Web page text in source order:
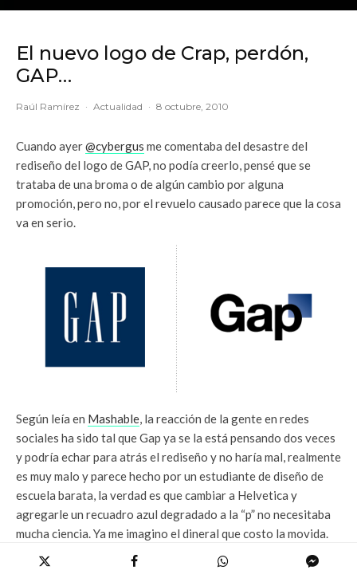
El nuevo logo de Crap, perdón,
GAP…
Raúl Ramírez · Actualidad · 8 octubre, 2010
Cuando ayer@cybergus me comentaba del desastre del
rediseño del logo de GAP, no podía creerlo, pensé que se
trataba de una broma o de algún cambio por alguna
promoción, pero no, por el revuelo causado parece que la cosa
va en serio.
Según leía en Mashable, la reacción de la gente en redes
sociales ha sido tal que Gap ya se la está pensando dos veces
y podría echar para atrás el rediseño y no haría mal, realmente
es muy malo y parece hecho por un estudiante de diseño de
escuela barata, la verdad es que cambiar a Helvetica y
agregarle un recuadro azul degradado a la “p” no necesitaba
mucha ciencia. Ya me imagino el dineral que costo la movida.
Mientras tanto en Twitter ya podemos ver un
perfil apócrifo